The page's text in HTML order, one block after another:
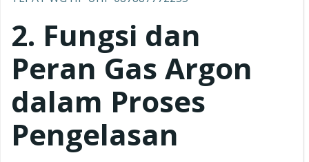
2. Fungsi dan
Peran Gas Argon
dalam Proses
Pengelasan